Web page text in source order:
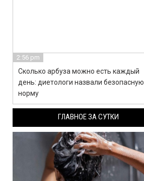
2:56 pm
Сколько арбуза можно есть каждый
день: диетологи назвали безопасную
норму
ГЛАВНОЕ ЗА СУТКИ